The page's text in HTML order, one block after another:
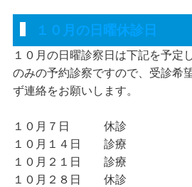
１０月の日曜休診日
１０月の日曜診察日は下記を予定
のみの予約診察ですので、受診希
ず連絡をお願いします。
１０月７日 休診
１０月１４日 診療
１０月２１日 診療
１０月２８日 休診